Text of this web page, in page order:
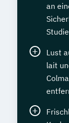
an
Lust
lait